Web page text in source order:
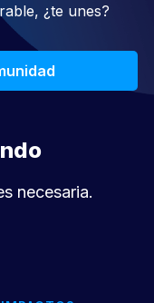
¿te unes?
necesaria.